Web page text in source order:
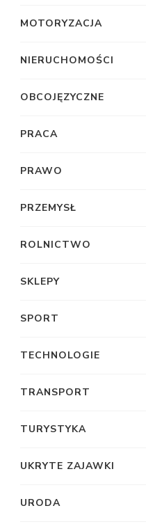
MOTORYZACJA
NIERUCHOMOŚCI
OBCOJĘZYCZNE
PRACA
PRAWO
PRZEMYSŁ
ROLNICTWO
SKLEPY
SPORT
TECHNOLOGIE
TRANSPORT
TURYSTYKA
UKRYTE ZAJAWKI
URODA